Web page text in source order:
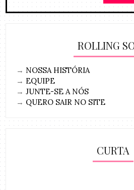
ROLLING
→ NOSSA HISTÓRIA
→ EQUIPE
→JUNTE-SE A NÓS
→ QUERO SAIR NO SITE
CURTA